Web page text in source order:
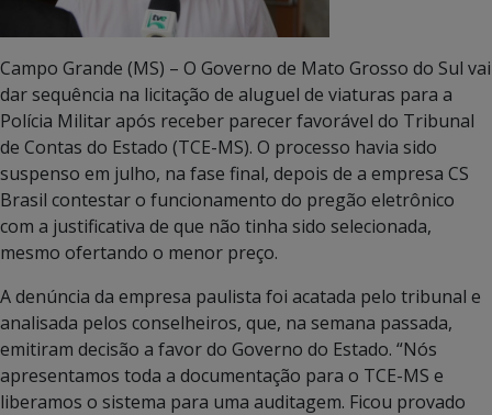
Campo Grande (MS) – O Governo de Mato Grosso do Sul vai
dar sequência na licitação de aluguel de viaturas para a
Polícia Militar após receber parecer favorável do Tribunal
de Contas do Estado (TCE-MS). O processo havia sido
suspenso em julho, na fase final, depois de a empresa CS
Brasil contestar o funcionamento do pregão eletrônico
com a justificativa de que não tinha sido selecionada,
mesmo ofertando o menor preço.
A denúncia da empresa paulista foi acatada pelo tribunal e
analisada pelos conselheiros, que, na semana passada,
emitiram decisão a favor do Governo do Estado. “Nós
apresentamos toda a documentação para o TCE-MS e
liberamos o sistema para uma auditagem. Ficou provado